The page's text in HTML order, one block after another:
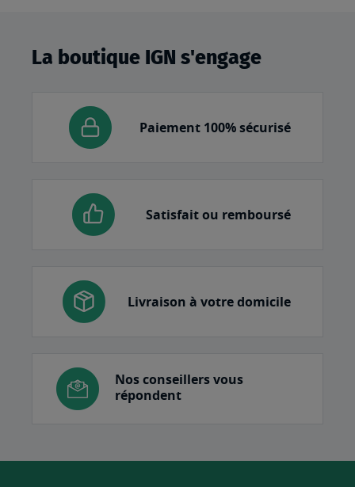
La boutique IGN s'engage
Paiement 100% sécurisé
Satisfait ou remboursé
Livraison à votre domicile
Nos conseillers vous
répondent